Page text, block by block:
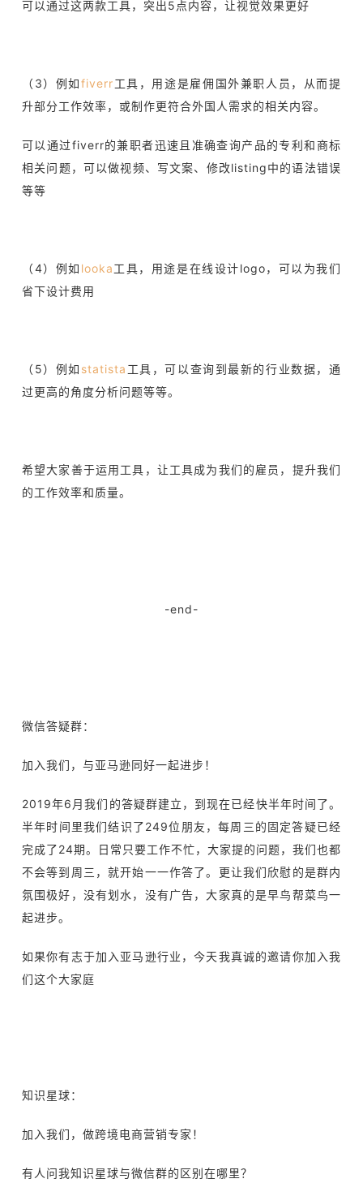
可以通过这两款工具，突出5点内容，让视觉效果更好
（3）例如fiverr工具，用途是雇佣国外兼职人员，从而提
升部分工作效率，或制作更符合外国人需求的相关内容。
可以通过fiverr的兼职者迅速且准确查询产品的专利和商标
相关问题，可以做视频、写文案、修改listing中的语法错误
等等
（4）例如 looka工具，用途是在线设计logo，可以为我们
省下设计费用
（5）例如 statista 工具，可以查询到最新的行业数据，通
过更高的角度分析问题等等。
希望大家善于运用工具，让工具成为我们的雇员，提升我们
的工作效率和质量。
-end-
微信答疑群：
加入我们，与亚马逊同好一起进步！
2019年6月我们的答疑群建立，到现在已经快半年时间了。
半年时间里我们结识了249位朋友，每周三的固定答疑已经
完成了24期。日常只要工作不忙，大家提的问题，我们也都
不会等到周三，就开始一一作答了。更让我们欣慰的是群内
氛围极好，没有划水，没有广告，大家真的是早鸟帮菜鸟一
起进步。
如果你有志于加入亚马逊行业，今天我真诚的邀请你加入我
们这个大家庭
知识星球：
加入我们，做跨境电商营销专家！
有人问我知识星球与微信群的区别在哪里？